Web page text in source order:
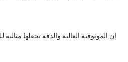
إن الموثوقية العالية والدقة تجعلها